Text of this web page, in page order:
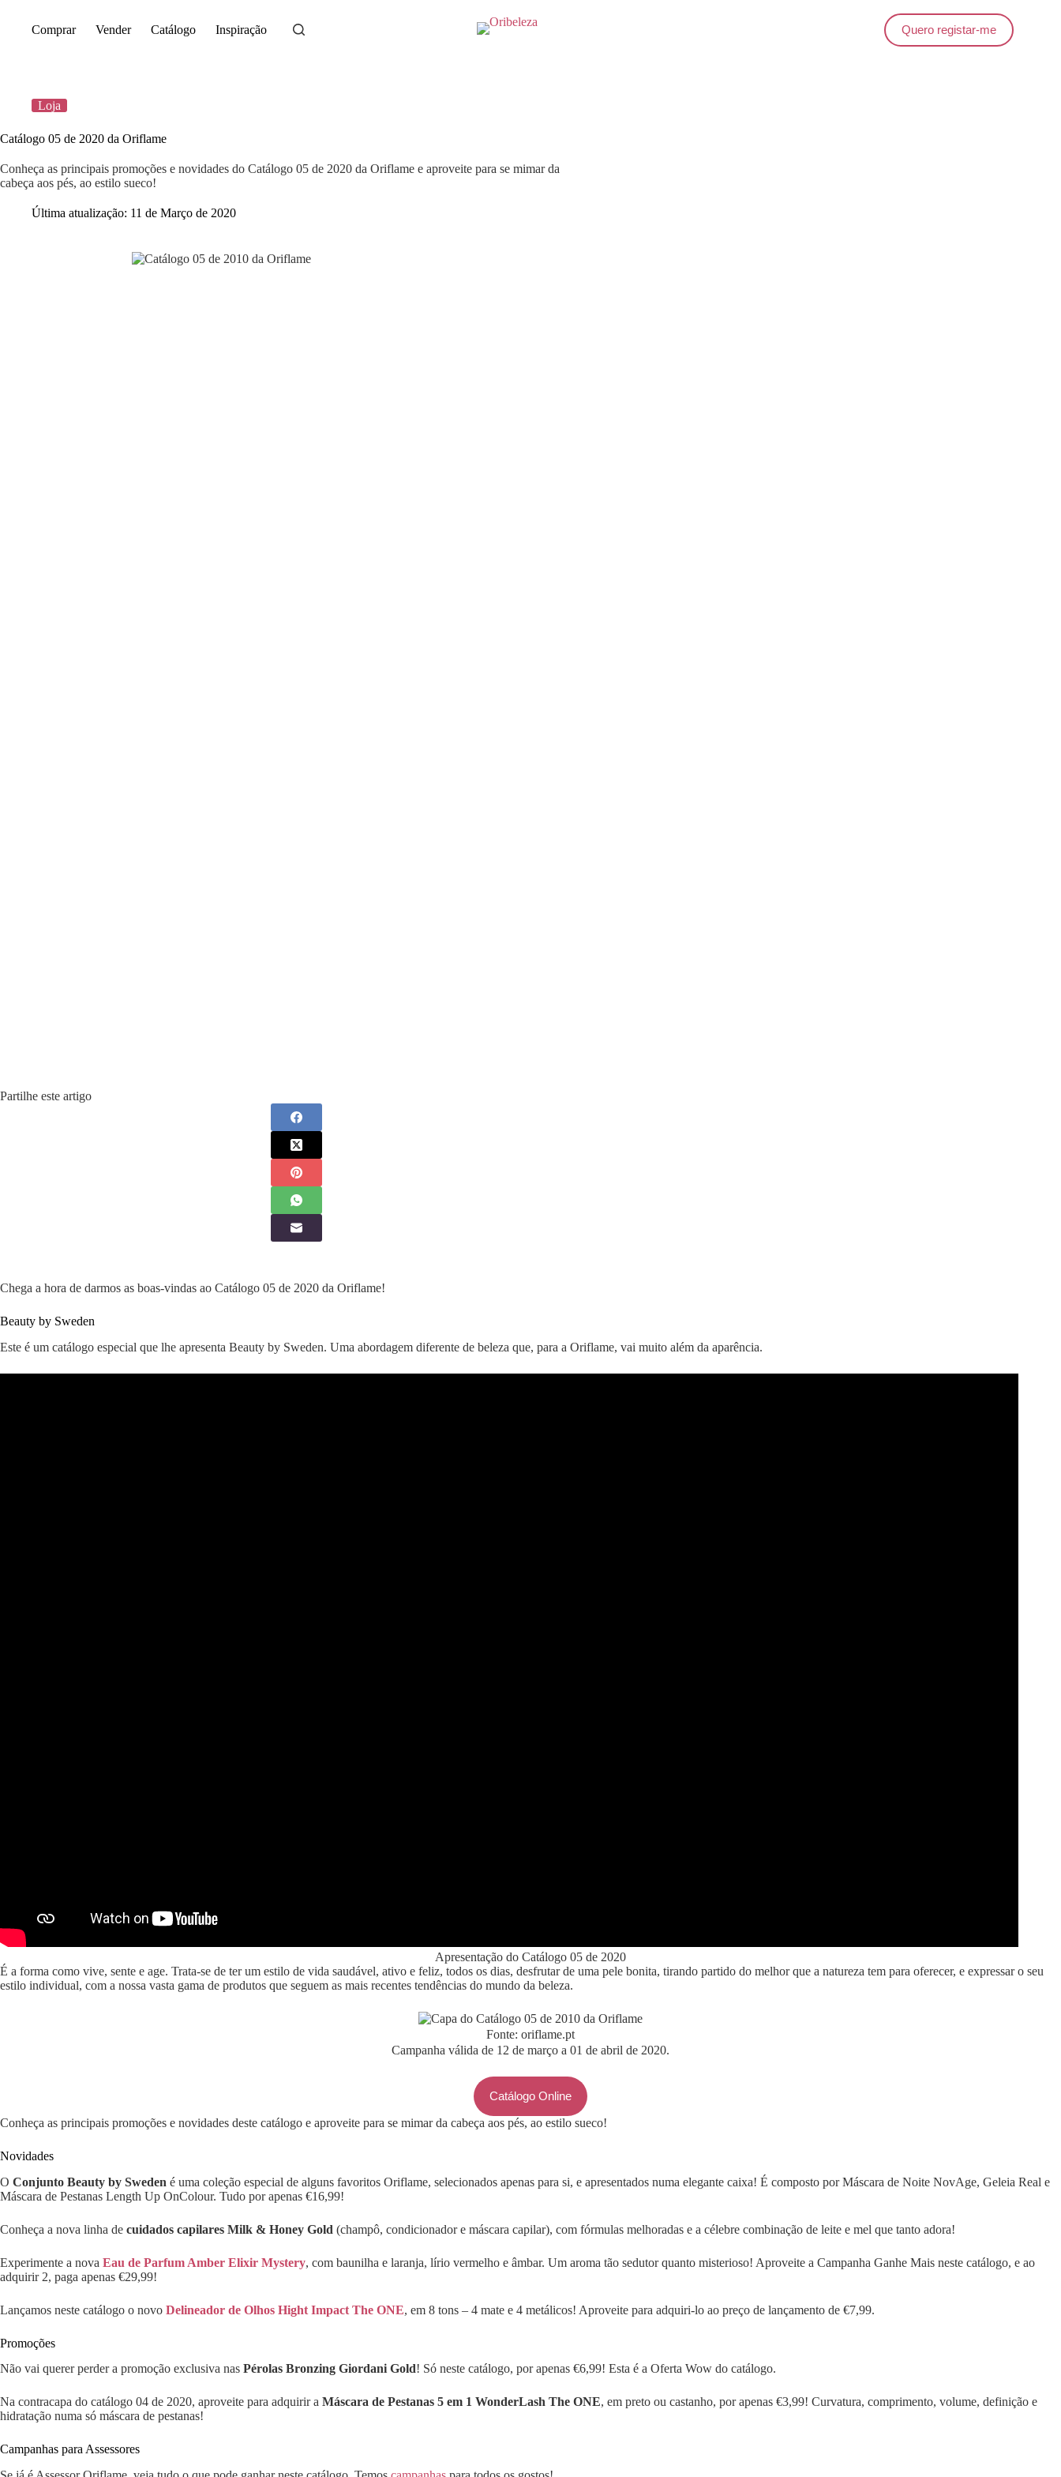
Comprar Vender Catálogo Inspiração Quero registar-me
Loja
Catálogo 05 de 2020 da Oriflame
Conheça as principais promoções e novidades do Catálogo 05 de 2020 da Oriflame e aproveite para se mimar da
cabeça aos pés, ao estilo sueco!
Última atualização: 11 de Março de 2020
Partilhe este artigo
Chega a hora de darmos as boas-vindas ao Catálogo 05 de 2020 da Oriflame!
Beauty by Sweden
Este é um catálogo especial que lhe apresenta Beauty by Sweden. Uma abordagem diferente de beleza que, para a Oriflame, vai muito além da aparência.
Apresentação do Catálogo 05 de 2020
É a forma como vive, sente e age. Trata-se de ter um estilo de vida saudável, ativo e feliz, todos os dias, desfrutar de uma pele bonita, tirando partido do melhor que a natureza tem para oferecer, e expressar o seu
estilo individual, com a nossa vasta gama de produtos que seguem as mais recentes tendências do mundo da beleza.
Fonte: oriflame.pt
Campanha válida de 12 de março a 01 de abril de 2020.
Catálogo Online
Conheça as principais promoções e novidades deste catálogo e aproveite para se mimar da cabeça aos pés, ao estilo sueco!
Novidades
O Conjunto Beauty by Sweden é uma coleção especial de alguns favoritos Oriflame, selecionados apenas para si, e apresentados numa elegante caixa! É composto por Máscara de Noite NovAge, Geleia Real e
Máscara de Pestanas Length Up OnColour. Tudo por apenas €16,99!
Conheça a nova linha de cuidados capilares Milk & Honey Gold (champô, condicionador e máscara capilar), com fórmulas melhoradas e a célebre combinação de leite e mel que tanto adora!
Experimente a nova Eau de Parfum Amber Elixir Mystery, com baunilha e laranja, lírio vermelho e âmbar. Um aroma tão sedutor quanto misterioso! Aproveite a Campanha Ganhe Mais neste catálogo, e ao
adquirir 2, paga apenas €29,99!
Lançamos neste catálogo o novo Delineador de Olhos Hight Impact The ONE, em 8 tons – 4 mate e 4 metálicos! Aproveite para adquiri-lo ao preço de lançamento de €7,99.
Promoções
Não vai querer perder a promoção exclusiva nas Pérolas Bronzing Giordani Gold! Só neste catálogo, por apenas €6,99! Esta é a Oferta Wow do catálogo.
Na contracapa do catálogo 04 de 2020, aproveite para adquirir a Máscara de Pestanas 5 em 1 WonderLash The ONE, em preto ou castanho, por apenas €3,99! Curvatura, comprimento, volume, definição e
hidratação numa só máscara de pestanas!
Campanhas para Assessores